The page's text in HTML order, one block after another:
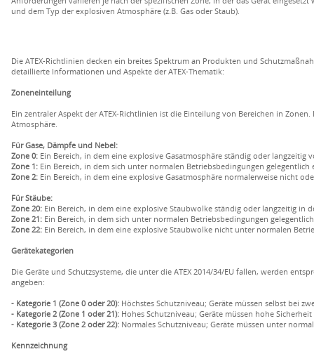
und dem Typ der explosiven Atmosphäre (z.B. Gas oder Staub).
Die ATEX-Richtlinien decken ein breites Spektrum an Produkten und
detaillierte Informationen und Aspekte der ATEX-Thematik:
Zoneneinteilung
Ein zentraler Aspekt der ATEX-Richtlinien ist die Einteilung von Bereichen in
Atmosphäre.
Für Gase, Dämpfe und Nebel:
Zone 0: Ein Bereich, in dem eine explosive Gasatmosphäre ständig oder langzeitig
Zone 1: Ein Bereich, in dem sich unter normalen Betriebsbedingungen
Zone 2: Ein Bereich, in dem eine explosive Gasatmosphäre normalerweise nicht
Für Stäube:
Zone 20: Ein Bereich, in dem eine explosive Staubwolke ständig oder langzeitig in
Zone 21: Ein Bereich, in dem sich unter normalen Betriebsbedingungen
Zone 22: Ein Bereich, in dem eine explosive Staubwolke nicht unter normalen
Gerätekategorien
Die Geräte und Schutzsysteme, die unter die ATEX 2014/34/EU fallen, werden
angeben:
- Kategorie 1 (Zone 0 oder 20): Höchstes Schutzniveau; Geräte müssen selbst bei
- Kategorie 2 (Zone 1 oder 21): Hohes Schutzniveau; Geräte müssen hohe
- Kategorie 3 (Zone 2 oder 22): Normales Schutzniveau; Geräte müssen unter
Kennzeichnung